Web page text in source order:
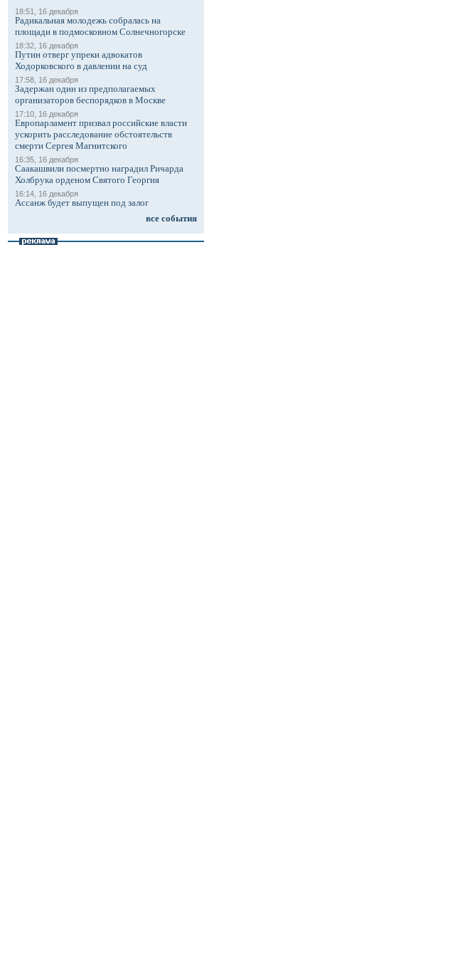
18:51, 16 декабря
Радикальная молодежь собралась на
площади в подмосковном Солнечногорске
18:32, 16 декабря
Путин отверг упреки адвокатов
Ходорковского в давлении на суд
17:58, 16 декабря
Задержан один из предполагаемых
организаторов беспорядков в Москве
17:10, 16 декабря
Европарламент призвал российские власти
ускорить расследование обстоятельств
смерти Сергея Магнитского
16:35, 16 декабря
Саакашвили посмертно наградил Ричарда
Холбрука орденом Святого Георгия
16:14, 16 декабря
Ассанж будет выпущен под залог
все события